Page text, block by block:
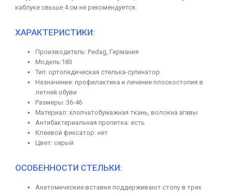
каблуке свыше 4 см не рекомендуется.
ХАРАКТЕРИСТИКИ:
Производитель: Pedag, Германия
Модель:183
Тип: ортопедическая стелька-супинатор
Назначение: профилактика и лечение плоскостопия в
летней обуви
Размеры: 36-46
Материал: хлопчатобумажная ткань, волокна агавы
Антибактериальная пропитка: есть
Клеевой фиксатор: нет
Цвет: серый
ОСОБЕННОСТИ СТЕЛЬКИ:
Анатомические вставки поддерживают стопу в трех